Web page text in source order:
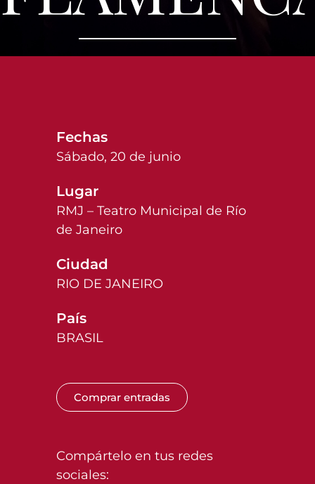
Fechas
Sábado, 20 de junio
Lugar
RMJ – Teatro Municipal de Río
de Janeiro
Ciudad
RIO DE JANEIRO
País
BRASIL
Comprar entradas
Compártelo en tus redes
sociales: